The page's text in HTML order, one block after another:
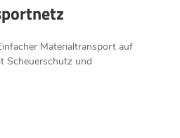
Materialtransport auf
Scheuerschutz und